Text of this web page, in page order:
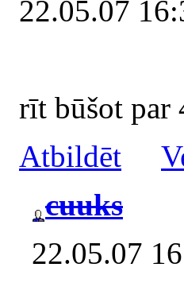
22.05.07
rīt būšot par
Atbildēt
cuuks
22.05.07